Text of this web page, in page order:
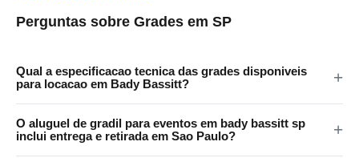
Perguntas sobre Grades em SP
Qual a especificacao tecnica das grades disponiveis
para locacao em Bady Bassitt?
pontos e tratamento anticorrosao. Certificadas para eventos
O aluguel de gradil para eventos em bady bassitt sp
inclui entrega e retirada em Sao Paulo?